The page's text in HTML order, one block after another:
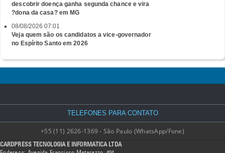
descobrir doença ganha segunda chance e vira
?dona da casa? em MG
08/08/2026 07:01
Veja quem são os candidatos a vice-governador
no Espírito Santo em 2026
TELEFONES PARA CONTATO
+55 (11) 2626-1369 - São Paulo (WhatsApp/Fone)
CARDPRESS TECNOLOGIA E INFORMATICA LTDA